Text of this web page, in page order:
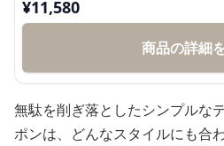
¥11,580
商品の詳細
無駄を削ぎ落としたシンプルな
ポンは、どんなスタイルにも合